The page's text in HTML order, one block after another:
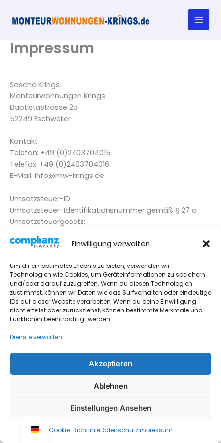
Einwilligung verwalten
Um dir ein optimales Erlebnis zu bieten, verwenden wir
Technologien wie Cookies, um Geräteinformationen zu speichern
und/oder darauf zuzugreifen. Wenn du diesen Technologien
zustimmst, können wir Daten wie das Surfverhalten oder eindeutige
IDs auf dieser Website verarbeiten. Wenn du deine Einwilligung
nicht erteilst oder zurückziehst, können bestimmte Merkmale und
Funktionen beeinträchtigt werden.
Dienste verwalten
Akzeptieren
Ablehnen
Einstellungen Ansehen
Cookie-RichtlinieDatenschutzImpressum
Inhalt
springen
Impressum
Sascha Krings
Monteurwohnungen Krings
Baptistastrasse 2a
52249 Eschweiler
Kontakt
Telefon: +49 (0)2403704015
Telefax: +49 (0)2403704016
E-Mail: info@mw-krings.de
Umsatzsteuer-ID
Umsatzsteuer-Identifikationsnummer gemäß § 27 a
Umsatzsteuergesetz:
Impressum
Datenschutz